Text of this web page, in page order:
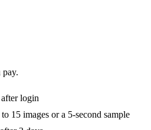
login
15 images or a 5-second sample